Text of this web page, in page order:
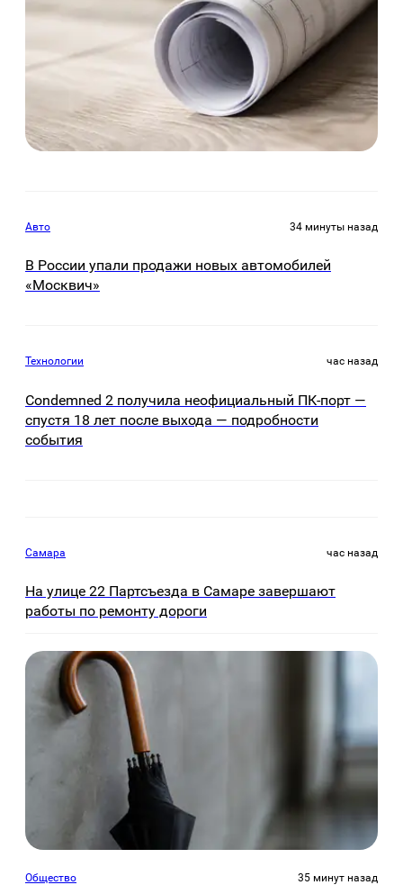
Авто 34 минуты назад
В России упали продажи новых автомобилей
«Москвич»
Технологии час назад
Condemned 2 получила неофициальный ПК-порт —
спустя 18 лет после выхода — подробности
события
Самара час назад
На улице 22 Партсъезда в Самаре завершают
работы по ремонту дороги
Общество 35 минут назад